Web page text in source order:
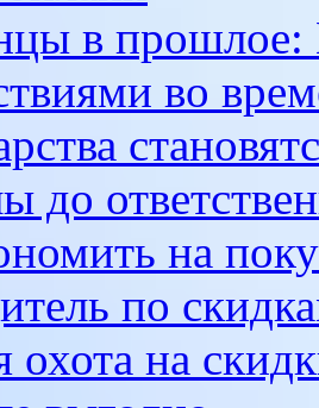
в прошлое:
во
до
на
по
охота на